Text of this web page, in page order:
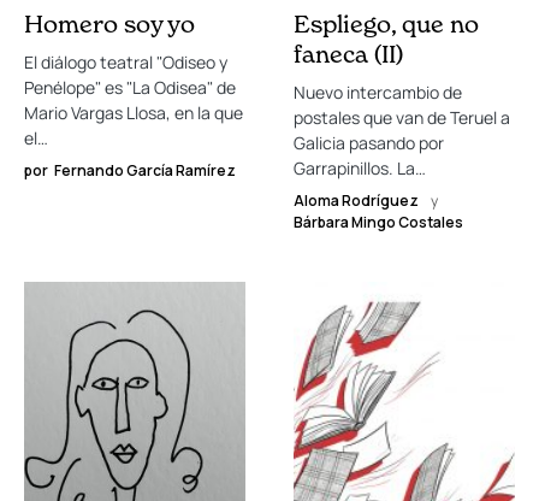
Homero soy yo
El diálogo teatral "Odiseo y
Penélope" es "La Odisea" de
Mario Vargas Llosa, en la que
el…
por Fernando García Ramírez
Espliego, que no
faneca (II)
Nuevo intercambio de
postales que van de Teruel a
Galicia pasando por
Garrapinillos. La…
Aloma Rodríguez
y
Bárbara Mingo Costales